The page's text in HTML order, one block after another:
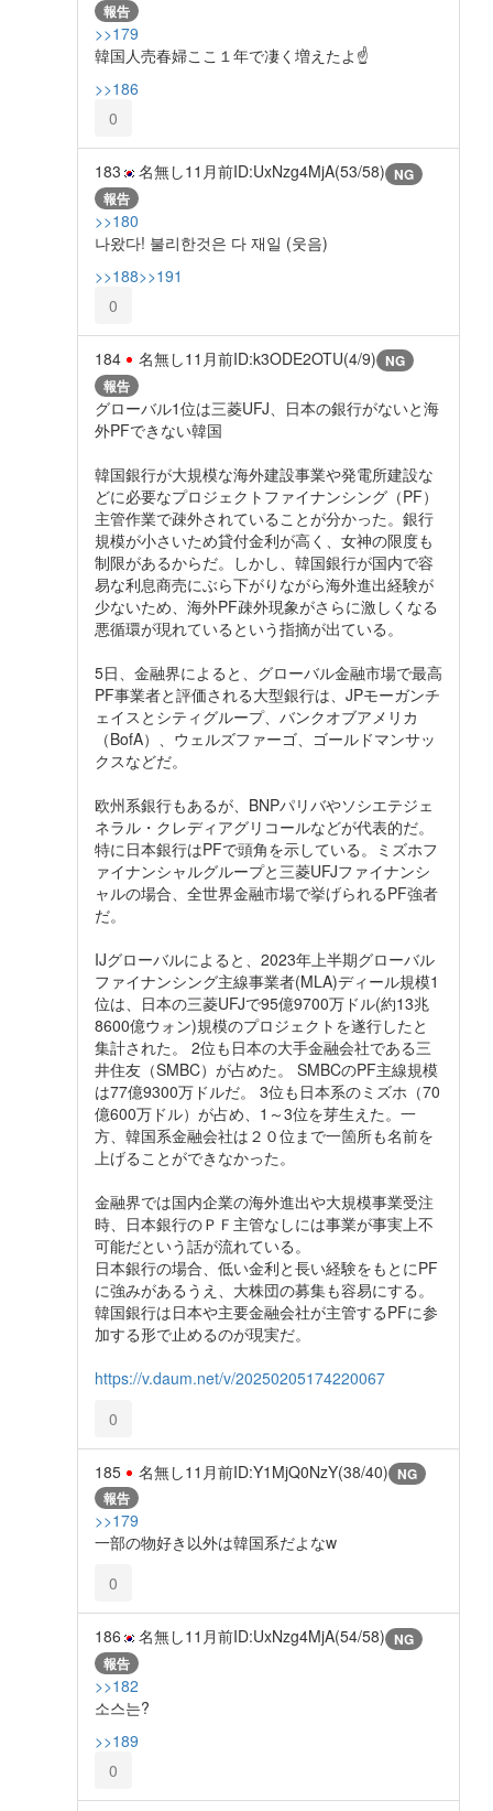
報告
>>179
韓国人売春婦ここ１年で凄く増えたよ☝️
>>186
0
183 名無し11月前ID:UxNzg4MjA(53/58) NG
報告
>>180
나왔다! 불리한것은 다 재일 (웃음)
>>188>>191
0
184 名無し11月前ID:k3ODE2OTU(4/9) NG
報告
グローバル1位は三菱UFJ、日本の銀行がないと海
外PFできない韓国
韓国銀行が大規模な海外建設事業や発電所建設な
どに必要なプロジェクトファイナンシング（PF）
主管作業で疎外されていることが分かった。銀行
規模が小さいため貸付金利が高く、女神の限度も
制限があるからだ。しかし、韓国銀行が国内で容
易な利息商売にぶら下がりながら海外進出経験が
少ないため、海外PF疎外現象がさらに激しくなる
悪循環が現れているという指摘が出ている。
5日、金融界によると、グローバル金融市場で最高
PF事業者と評価される大型銀行は、JPモーガンチ
ェイスとシティグループ、バンクオブアメリカ
（BofA）、ウェルズファーゴ、ゴールドマンサッ
クスなどだ。
欧州系銀行もあるが、BNPパリバやソシエテジェ
ネラル・クレディアグリコールなどが代表的だ。
特に日本銀行はPFで頭角を示している。ミズホフ
ァイナンシャルグループと三菱UFJファイナンシ
ャルの場合、全世界金融市場で挙げられるPF強者
だ。
IJグローバルによると、2023年上半期グローバル
ファイナンシング主線事業者(MLA)ディール規模1
位は、日本の三菱UFJで95億9700万ドル(約13兆
8600億ウォン)規模のプロジェクトを遂行したと
集計された。 2位も日本の大手金融会社である三
井住友（SMBC）が占めた。 SMBCのPF主線規模
は77億9300万ドルだ。 3位も日本系のミズホ（70
億600万ドル）が占め、1～3位を芽生えた。一
方、韓国系金融会社は２０位まで一箇所も名前を
上げることができなかった。
金融界では国内企業の海外進出や大規模事業受注
時、日本銀行のＰＦ主管なしには事業が事実上不
可能だという話が流れている。
日本銀行の場合、低い金利と長い経験をもとにPF
に強みがあるうえ、大株団の募集も容易にする。
韓国銀行は日本や主要金融会社が主管するPFに参
加する形で止めるのが現実だ。
https://v.daum.net/v/20250205174220067
0
185 名無し11月前ID:Y1MjQ0NzY(38/40) NG
報告
>>179
一部の物好き以外は韓国系だよなw
0
186 名無し11月前ID:UxNzg4MjA(54/58) NG
報告
>>182
소스는?
>>189
0